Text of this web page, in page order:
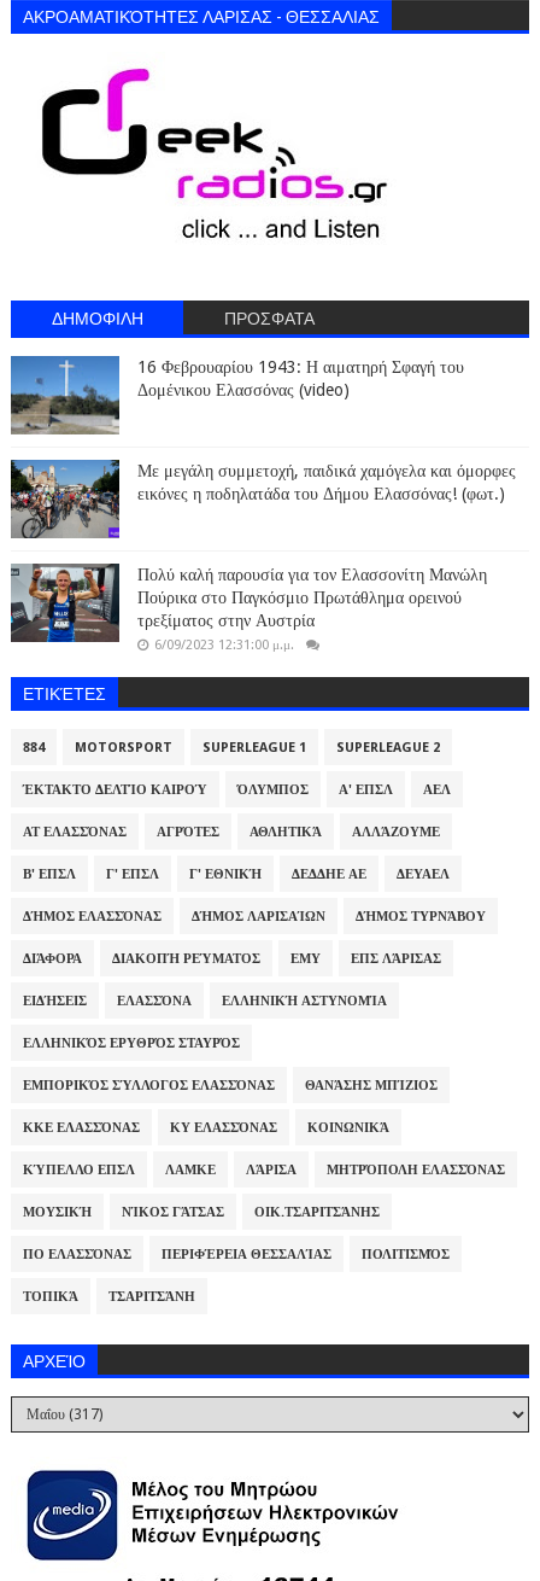
ΑΚΡΟΑΜΑΤΙΚΌΤΗΤΕΣ ΛΑΡΙΣΑΣ - ΘΕΣΣΑΛΙΑΣ
ΔΗΜΟΦΙΛΗ ΠΡΟΣΦΑΤΑ
16 Φεβρουαρίου 1943: Η αιματηρή Σφαγή του
Δομένικου Ελασσόνας (video)
Με μεγάλη συμμετοχή, παιδικά χαμόγελα και όμορφες
εικόνες η ποδηλατάδα του Δήμου Ελασσόνας! (φωτ.)
Πολύ καλή παρουσία για τον Ελασσονίτη Μανώλη
Πούρικα στο Παγκόσμιο Πρωτάθλημα ορεινού
τρεξίματος στην Αυστρία
6/09/2023 12:31:00 μ.μ.
ΕΤΙΚΈΤΕΣ
884 MOTORSPORT SUPERLEAGUE 1 SUPERLEAGUE 2
ΈΚΤΑΚΤΟ ΔΕΛΤΊΟ ΚΑΙΡΟΎ ΌΛΥΜΠΟΣ Α' ΕΠΣΛ ΑΕΛ
ΑΤ ΕΛΑΣΣΌΝΑΣ ΑΓΡΌΤΕΣ ΑΘΛΗΤΙΚΆ ΑΛΛΆΖΟΥΜΕ
Β' ΕΠΣΛ Γ' ΕΠΣΛ Γ' ΕΘΝΙΚΉ ΔΕΔΔΗΕ ΑΕ ΔΕΥΑΕΛ
ΔΉΜΟΣ ΕΛΑΣΣΌΝΑΣ ΔΉΜΟΣ ΛΑΡΙΣΑΊΩΝ ΔΉΜΟΣ ΤΥΡΝΆΒΟΥ
ΔΙΆΦΟΡΑ ΔΙΑΚΟΠΉ ΡΕΎΜΑΤΟΣ ΕΜΥ ΕΠΣ ΛΆΡΙΣΑΣ
ΕΙΔΉΣΕΙΣ ΕΛΑΣΣΌΝΑ ΕΛΛΗΝΙΚΉ ΑΣΤΥΝΟΜΊΑ
ΕΛΛΗΝΙΚΌΣ ΕΡΥΘΡΌΣ ΣΤΑΥΡΌΣ
ΕΜΠΟΡΙΚΌΣ ΣΎΛΛΟΓΟΣ ΕΛΑΣΣΌΝΑΣ ΘΑΝΆΣΗΣ ΜΠΊΖΙΟΣ
ΚΚΕ ΕΛΑΣΣΌΝΑΣ ΚΥ ΕΛΑΣΣΌΝΑΣ ΚΟΙΝΩΝΙΚΆ
ΚΎΠΕΛΛΟ ΕΠΣΛ ΛΑΜΚΕ ΛΆΡΙΣΑ ΜΗΤΡΌΠΟΛΗ ΕΛΑΣΣΌΝΑΣ
ΜΟΥΣΙΚΉ ΝΊΚΟΣ ΓΆΤΣΑΣ ΟΙΚ.ΤΣΑΡΙΤΣΆΝΗΣ
ΠΟ ΕΛΑΣΣΌΝΑΣ ΠΕΡΙΦΈΡΕΙΑ ΘΕΣΣΑΛΊΑΣ ΠΟΛΙΤΙΣΜΌΣ
ΤΟΠΙΚΆ ΤΣΑΡΙΤΣΆΝΗ
ΑΡΧΕΊΟ